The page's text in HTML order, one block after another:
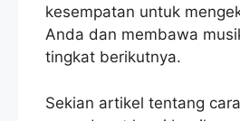
kesempatan untuk
Anda dan membawa
tingkat berikutnya.
Sekian artikel tentang